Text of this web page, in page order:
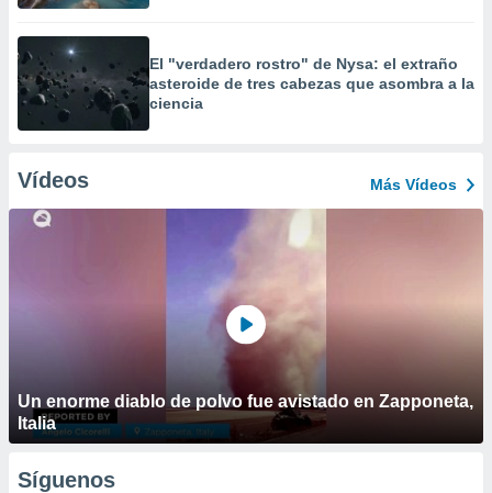
El "verdadero rostro" de Nysa: el extraño
asteroide de tres cabezas que asombra a la
ciencia
Vídeos Más Vídeos
Un enorme diablo de polvo fue avistado en Zapponeta,
Italia
Síguenos